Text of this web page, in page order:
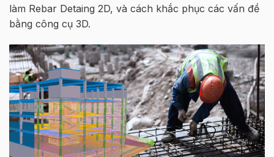
làm Rebar Detaing 2D, và cách khắc phục các vấn đề
bằng công cụ 3D.